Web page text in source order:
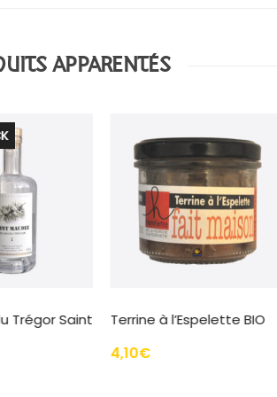
APPARENTÉS
d’été
OUT OF STOCK
Whisky Kornog Roc’h